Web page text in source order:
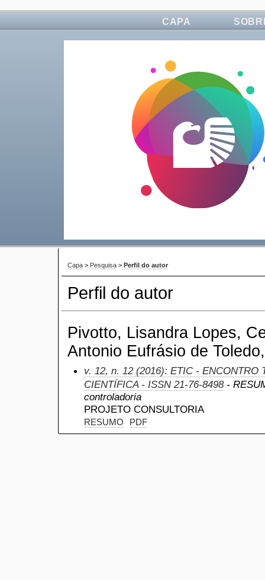
CAPA
Capa > Pesquisa > Perfil do autor
Perfil do autor
Pivotto, Lisandra Lopes,
Antonio Eufrásio de
v. 12, n. 12 (2016): ETIC - ENCONTRO
CIENTÍFICA - ISSN 21-76-8498-
controladoria
PROJETO CONSULTORIA
RESUMO PDF